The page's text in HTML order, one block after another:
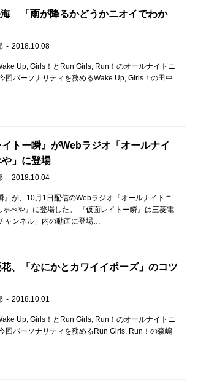
「雨が降るかどうかニオイでわか
2018.10.08
Up, Girls！とRun Girls, Run！のオールナイトニ
回パーソナリティを務めるWake Up, Girls！の田中
トー瞬』がWebラジオ「オールナイ
」に登場
2018.10.04
』が、10月1日配信のWebラジオ『オールナイトニ
べや』に登場した。 『仮面レイトー瞬』は三菱電
ャンネル」内の動画に登場…
、「なにかとカワイイポーズ」のコツ
2018.10.01
Up, Girls！とRun Girls, Run！のオールナイトニ
回パーソナリティを務めるRun Girls, Run！の森嶋